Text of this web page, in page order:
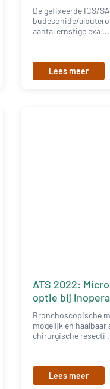
De gefixeerde ICS/
budesonide/
aantal ernstige exa ...
Lees meer
ATS 2022:
optie bij
Bronchoscopische
mogelijk en
chirurgische resecti
Lees meer